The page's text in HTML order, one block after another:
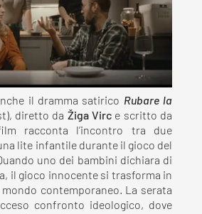
il dramma satirico Rubare la
diretto da Žiga Virc e scritto da
racconta l’incontro tra due
lite infantile durante il gioco del
uno dei bambini dichiara di
il gioco innocente si trasforma in
contemporaneo. La serata
confronto ideologico, dove